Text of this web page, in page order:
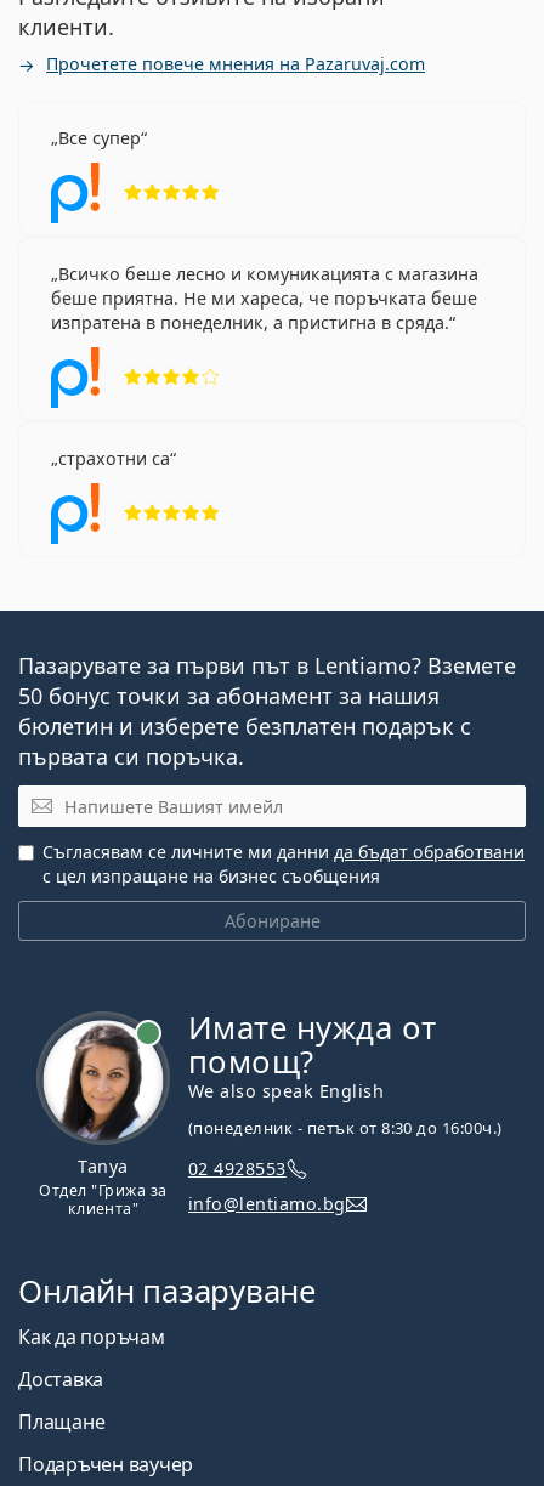
клиенти.
Прочетете повече мнения на Pazaruvaj.com
Все супер
Всичко беше лесно и комуникацията с магазина
беше приятна. Не ми хареса, че поръчката беше
изпратена в понеделник, а пристигна в сряда.
страхотни са
Пазарувате за първи път в Lentiamo? Вземете
50 бонус точки за абонамент за нашия
бюлетин и изберете безплатен подарък с
първата си поръчка.
Имейл
Абониране
Съгласявам се личните ми данни да бъдат обработвани
с цел изпращане на бизнес съобщения
Tanya
Отдел "Грижа за
клиента"
Имате нужда от
помощ?
We also speak English
(понеделник - петък от 8:30 до 16:00ч.)
02 4928553
info@lentiamo.bg
Онлайн пазаруване
Как да поръчам
Доставка
Плащане
Подаръчен ваучер